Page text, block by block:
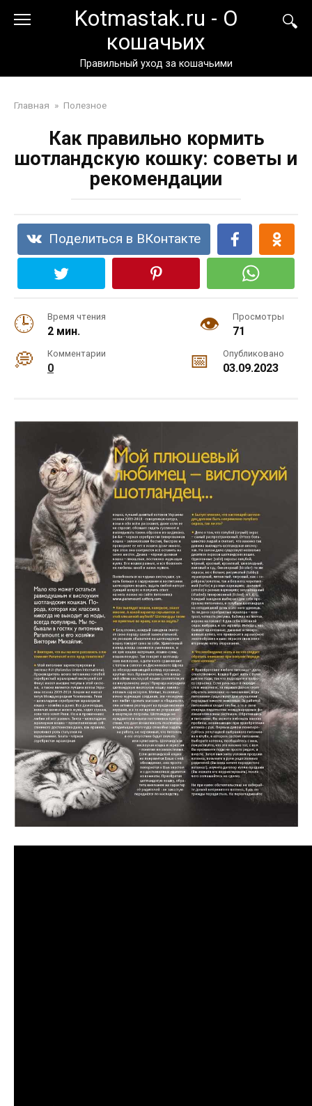
Kotmastak.ru - О
кошачьих
Правильный уход за кошачьими
Главная » Полезное
Как правильно кормить
шотландскую кошку: советы и
рекомендации
Поделиться в ВКонтакте
Время чтения
2 мин.
Просмотры
71
Комментарии
0
Опубликовано
03.09.2023